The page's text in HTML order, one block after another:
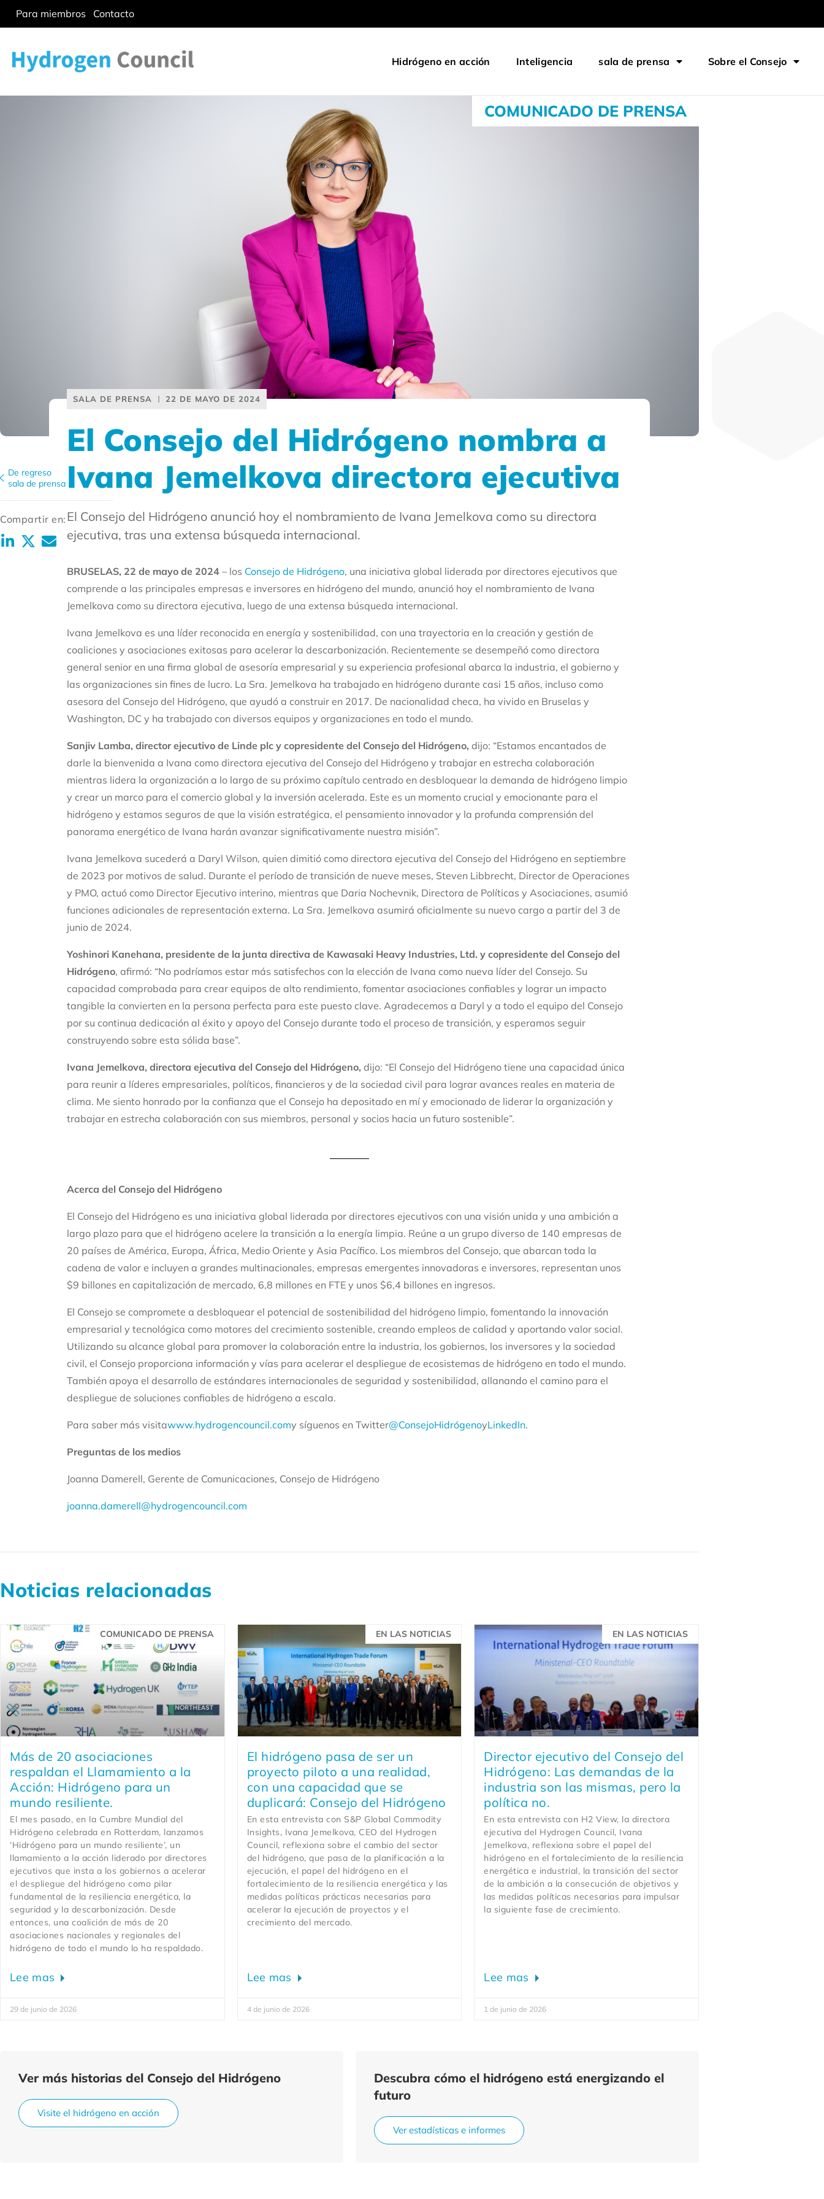
Para miembros Contacto
Hidrógeno en acción Inteligencia sala de prensa Sobre el Consejo
COMUNICADO DE PRENSA
De regreso
sala de prensa
Compartir en:
SALA DE PRENSA 22 DE MAYO DE 2024
El Consejo del Hidrógeno nombra a
Ivana Jemelkova directora ejecutiva
El Consejo del Hidrógeno anunció hoy el nombramiento de Ivana Jemelkova como su directora
ejecutiva, tras una extensa búsqueda internacional.
BRUSELAS, 22 de mayo de 2024– los Consejo de Hidrógeno, una iniciativa global liderada por directores ejecutivos que
comprende a las principales empresas e inversores en hidrógeno del mundo, anunció hoy el nombramiento de Ivana
Jemelkova como su directora ejecutiva, luego de una extensa búsqueda internacional.
Ivana Jemelkova es una líder reconocida en energía y sostenibilidad, con una trayectoria en la creación y gestión de
coaliciones y asociaciones exitosas para acelerar la descarbonización. Recientemente se desempeñó como directora
general senior en una firma global de asesoría empresarial y su experiencia profesional abarca la industria, el gobierno y
las organizaciones sin fines de lucro. La Sra. Jemelkova ha trabajado en hidrógeno durante casi 15 años, incluso como
asesora del Consejo del Hidrógeno, que ayudó a construir en 2017. De nacionalidad checa, ha vivido en Bruselas y
Washington, DC y ha trabajado con diversos equipos y organizaciones en todo el mundo.
Sanjiv Lamba, director ejecutivo de Linde plc y copresidente del Consejo del Hidrógeno, dijo: “Estamos encantados de
darle la bienvenida a Ivana como directora ejecutiva del Consejo del Hidrógeno y trabajar en estrecha colaboración
mientras lidera la organización a lo largo de su próximo capítulo centrado en desbloquear la demanda de hidrógeno limpio
y crear un marco para el comercio global y la inversión acelerada. Este es un momento crucial y emocionante para el
hidrógeno y estamos seguros de que la visión estratégica, el pensamiento innovador y la profunda comprensión del
panorama energético de Ivana harán avanzar significativamente nuestra misión”.
Ivana Jemelkova sucederá a Daryl Wilson, quien dimitió como directora ejecutiva del Consejo del Hidrógeno en septiembre
de 2023 por motivos de salud. Durante el período de transición de nueve meses, Steven Libbrecht, Director de Operaciones
y PMO, actuó como Director Ejecutivo interino, mientras que Daria Nochevnik, Directora de Políticas y Asociaciones, asumió
funciones adicionales de representación externa. La Sra. Jemelkova asumirá oficialmente su nuevo cargo a partir del 3 de
junio de 2024.
Yoshinori Kanehana, presidente de la junta directiva de Kawasaki Heavy Industries, Ltd. y copresidente del Consejo del
Hidrógeno, afirmó: “No podríamos estar más satisfechos con la elección de Ivana como nueva líder del Consejo. Su
capacidad comprobada para crear equipos de alto rendimiento, fomentar asociaciones confiables y lograr un impacto
tangible la convierten en la persona perfecta para este puesto clave. Agradecemos a Daryl y a todo el equipo del Consejo
por su continua dedicación al éxito y apoyo del Consejo durante todo el proceso de transición, y esperamos seguir
construyendo sobre esta sólida base”.
Ivana Jemelkova, directora ejecutiva del Consejo del Hidrógeno, dijo: “El Consejo del Hidrógeno tiene una capacidad única
para reunir a líderes empresariales, políticos, financieros y de la sociedad civil para lograr avances reales en materia de
clima. Me siento honrado por la confianza que el Consejo ha depositado en mí y emocionado de liderar la organización y
trabajar en estrecha colaboración con sus miembros, personal y socios hacia un futuro sostenible”.
Acerca del Consejo del Hidrógeno
El Consejo del Hidrógeno es una iniciativa global liderada por directores ejecutivos con una visión unida y una ambición a
largo plazo para que el hidrógeno acelere la transición a la energía limpia. Reúne a un grupo diverso de 140 empresas de
20 países de América, Europa, África, Medio Oriente y Asia Pacífico. Los miembros del Consejo, que abarcan toda la
cadena de valor e incluyen a grandes multinacionales, empresas emergentes innovadoras e inversores, representan unos
$9 billones en capitalización de mercado, 6,8 millones en FTE y unos $6,4 billones en ingresos.
El Consejo se compromete a desbloquear el potencial de sostenibilidad del hidrógeno limpio, fomentando la innovación
empresarial y tecnológica como motores del crecimiento sostenible, creando empleos de calidad y aportando valor social.
Utilizando su alcance global para promover la colaboración entre la industria, los gobiernos, los inversores y la sociedad
civil, el Consejo proporciona información y vías para acelerar el despliegue de ecosistemas de hidrógeno en todo el mundo.
También apoya el desarrollo de estándares internacionales de seguridad y sostenibilidad, allanando el camino para el
despliegue de soluciones confiables de hidrógeno a escala.
Para saber más visitawww.hydrogencouncil.comy síguenos en Twitter@ConsejoHidrógenoyLinkedIn.
Preguntas de los medios
Joanna Damerell, Gerente de Comunicaciones, Consejo de Hidrógeno
joanna.damerell@hydrogencouncil.com
Noticias relacionadas
COMUNICADO DE PRENSA
Más de 20 asociaciones
respaldan el Llamamiento a la
Acción: Hidrógeno para un
mundo resiliente.
El mes pasado, en la Cumbre Mundial del
Hidrógeno celebrada en Rotterdam, lanzamos
‘Hidrógeno para un mundo resiliente’, un
llamamiento a la acción liderado por directores
ejecutivos que insta a los gobiernos a acelerar
el despliegue del hidrógeno como pilar
fundamental de la resiliencia energética, la
seguridad y la descarbonización. Desde
entonces, una coalición de más de 20
asociaciones nacionales y regionales del
hidrógeno de todo el mundo lo ha respaldado.
Lee mas
29 de junio de 2026
EN LAS NOTICIAS
El hidrógeno pasa de ser un
proyecto piloto a una realidad,
con una capacidad que se
duplicará: Consejo del Hidrógeno
En esta entrevista con S&P Global Commodity
Insights, Ivana Jemelkova, CEO del Hydrogen
Council, reflexiona sobre el cambio del sector
del hidrógeno, que pasa de la planificación a la
ejecución, el papel del hidrógeno en el
fortalecimiento de la resiliencia energética y las
medidas políticas prácticas necesarias para
acelerar la ejecución de proyectos y el
crecimiento del mercado.
Lee mas
4 de junio de 2026
EN LAS NOTICIAS
Director ejecutivo del Consejo del
Hidrógeno: Las demandas de la
industria son las mismas, pero la
política no.
En esta entrevista con H2 View, la directora
ejecutiva del Hydrogen Council, Ivana
Jemelkova, reflexiona sobre el papel del
hidrógeno en el fortalecimiento de la resiliencia
energética e industrial, la transición del sector
de la ambición a la consecución de objetivos y
las medidas políticas necesarias para impulsar
la siguiente fase de crecimiento.
Lee mas
1 de junio de 2026
Ver más historias del Consejo del Hidrógeno
Visite el hidrógeno en acción
Descubra cómo el hidrógeno está energizando el
futuro
Ver estadísticas e informes